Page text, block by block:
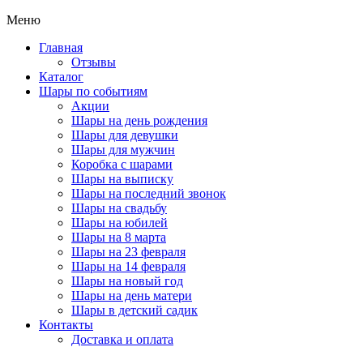
Меню
Главная
Отзывы
Каталог
Шары по событиям
Акции
Шары на день рождения
Шары для девушки
Шары для мужчин
Коробка с шарами
Шары на выписку
Шары на последний звонок
Шары на свадьбу
Шары на юбилей
Шары на 8 марта
Шары на 23 февраля
Шары на 14 февраля
Шары на новый год
Шары на день матери
Шары в детский садик
Контакты
Доставка и оплата